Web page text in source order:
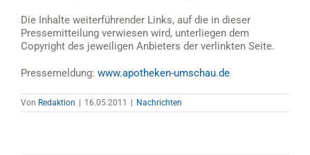
Die Inhalte weiterführender Links, auf die in dieser
Pressemitteilung verwiesen wird, unterliegen dem
Copyright des jeweiligen Anbieters der verlinkten Seite.
Pressemeldung: www.apotheken-umschau.de
Von Redaktion | 16.05.2011 | Nachrichten